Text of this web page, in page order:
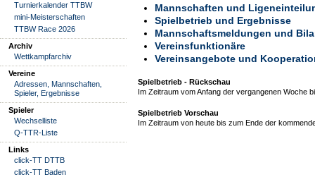
Turnierkalender TTBW
mini-Meisterschaften
TTBW Race 2026
Archiv
Wettkampfarchiv
Vereine
Adressen, Mannschaften,
Spieler, Ergebnisse
Spieler
Wechselliste
Q-TTR-Liste
Links
click-TT DTTB
click-TT Baden
Mannschaften und
Spielbetrieb und Ergebnisse
Mannschaftsmeldungen und
Vereinsfunktionäre
Vereinsangebote und
Spielbetrieb - Rückschau
Im Zeitraum vom Anfang der vergangenen Woche
Spielbetrieb Vorschau
Im Zeitraum von heute bis zum Ende der